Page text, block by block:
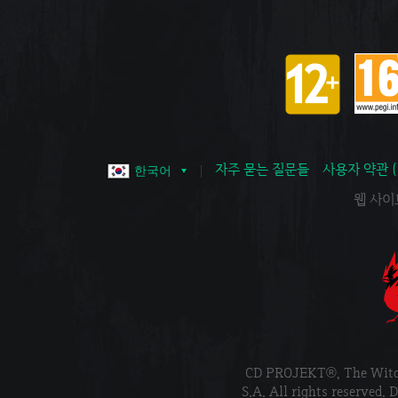
한국어 자주 묻는 질문들
사용자 약관
웹 사
CD PROJEKT®, The
S.A. All rights reserved.